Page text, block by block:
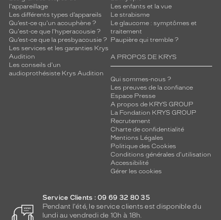
l'appareillage
Les différents types d’appareils
Qu’est-ce qu'un acouphène ?
Qu'est-ce que l'hyperacousie ?
Qu’est-ce que la presbyacousie ?
Les services et les garanties Krys
Audition
Les conseils d'un
audioprothésiste Krys Audition
Les enfants et la vue
Le strabisme
Le glaucome : symptômes et
traitement
Paupière qui tremble ?
A PROPOS DE KRYS
Qui sommes-nous ?
Les preuves de la confiance
Espace Presse
A propos de KRYS GROUP
La Fondation KRYS GROUP
Recrutement
Charte de confidentialité
Mentions Légales
Politique des Cookies
Conditions générales d'utilisation
Accessibilité
Gérer les cookies
Service Clients : 09 69 32 80 35
Pendant l'été, le service clients est disponible du
lundi au vendredi de 10h à 18h.